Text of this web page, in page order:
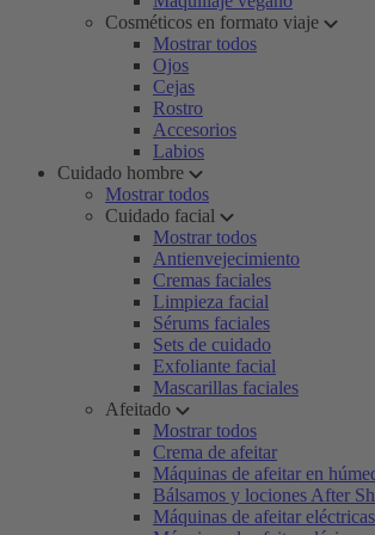
Cosméticos en formato viaje
Mostrar todos
Ojos
Cejas
Rostro
Accesorios
Labios
Cuidado hombre
Mostrar todos
Cuidado facial
Mostrar todos
Antienvejecimiento
Cremas faciales
Limpieza facial
Sérums faciales
Sets de cuidado
Exfoliante facial
Mascarillas faciales
Afeitado
Mostrar todos
Crema de afeitar
Máquinas de afeitar en
Bálsamos y lociones After
Máquinas de afeitar eléctricas